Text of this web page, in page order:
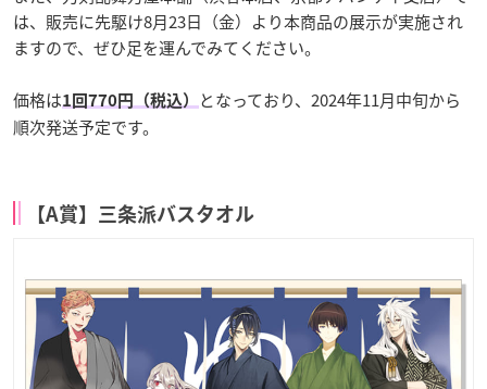
は、販売に先駆け8月23日（金）より本商品の展示が実施され
ますので、ぜひ足を運んでみてください。
価格は1回770円（税込）
となっており、2024年11月中旬から
順次発送予定です。
【A賞】三条派バスタオル